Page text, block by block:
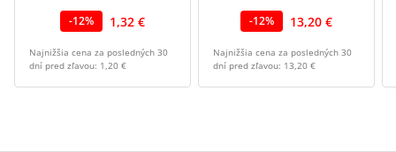
-12% 1,32 €
Najnižšia cena za posledných 30
dní pred zľavou: 1,20 €
-12% 13,20 €
Najnižšia cena za posledných 30
dní pred zľavou: 13,20 €